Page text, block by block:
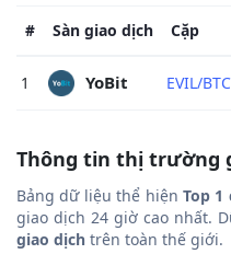
# Sàn giao dịch Cặp
1 YoBit EVIL/BTC
Thông tin thị trường
Bảng dữ liệu thể hiện Top 1
giao dịch 24 giờ cao nhất.
giao dịch trên toàn thế giới.